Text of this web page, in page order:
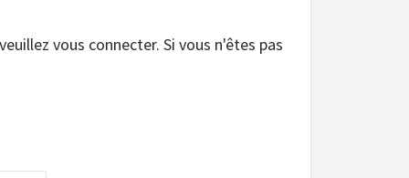
vous connecter. Si vous n'êtes pas